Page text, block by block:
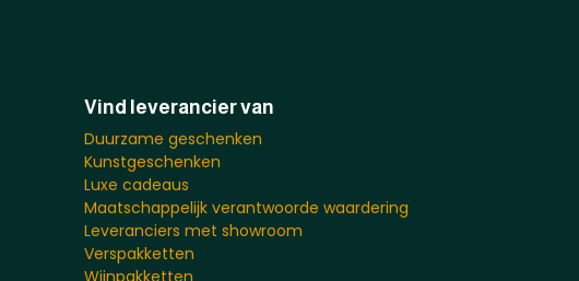
Vind leverancier van
Duurzame geschenken
Kunstgeschenken
Luxe cadeaus
Maatschappelijk verantwoorde waardering
Leveranciers met showroom
Verspakketten